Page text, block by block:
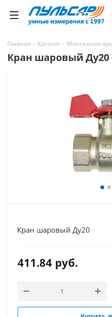
Главная - Каталог - Монтажная
Кран шаровый Ду20
Кран шаровый Ду20
411.84 руб.